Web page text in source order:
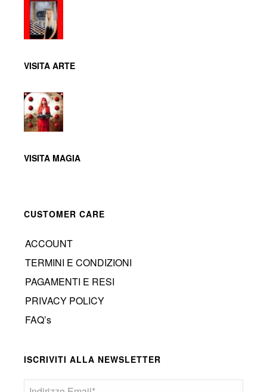
VISITA ARTE
VISITA MAGIA
CUSTOMER CARE
ACCOUNT
TERMINI E CONDIZIONI
PAGAMENTI E RESI
PRIVACY POLICY
FAQ’s
ISCRIVITI ALLA NEWSLETTER